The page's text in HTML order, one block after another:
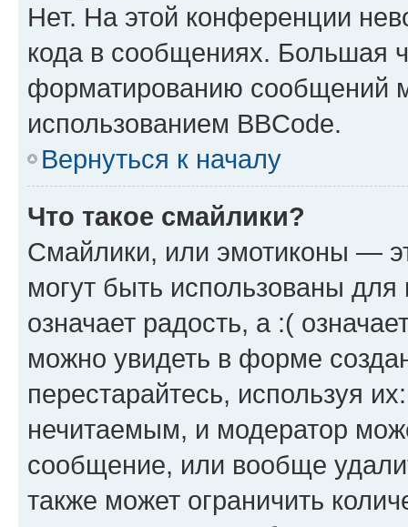
Нет. На этой конференции
кода в сообщениях. Большая
форматированию сообщений
использованием BBCode.
Вернуться к началу
Что такое смайлики?
Смайлики, или эмотиконы —
могут быть использованы
означает радость, а :(
можно увидеть в форме
перестарайтесь, используя
нечитаемым, и модератор
сообщение, или вообще
также может ограничить